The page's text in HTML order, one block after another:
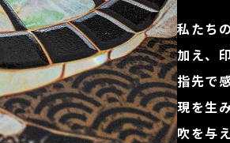
私たち
加え、
指先で
現を生
吹を与